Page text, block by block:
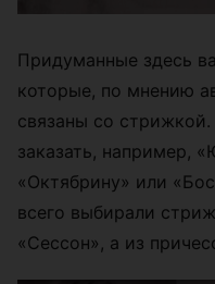
Придуманные здесь
которые, по мнению
связаны со
заказать, например,
«Октябрину» или
всего выбирали
«Сессон», а из